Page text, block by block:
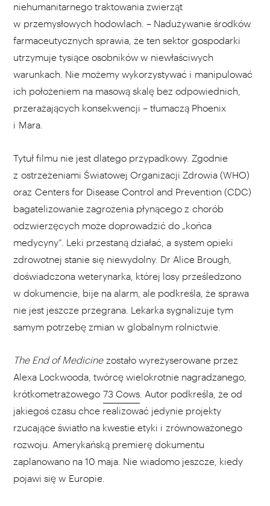
niehumanitarnego traktowania zwierząt
w przemysłowych hodowlach. – Nadużywanie środków
farmaceutycznych sprawia, że ten sektor gospodarki
utrzymuje tysiące osobników w niewłaściwych
warunkach. Nie możemy wykorzystywać i manipulować
ich położeniem na masową skalę bez odpowiednich,
przerażających konsekwencji – tłumaczą Phoenix
i Mara.
Tytuł filmu nie jest dlatego przypadkowy. Zgodnie
z ostrzeżeniami Światowej Organizacji Zdrowia (WHO)
oraz Centers for Disease Control and Prevention (CDC)
bagatelizowanie zagrożenia płynącego z chorób
odzwierzęcych może doprowadzić do „końca
medycyny”. Leki przestaną działać, a system opieki
zdrowotnej stanie się niewydolny. Dr Alice Brough,
doświadczona weterynarka, której losy prześledzono
w dokumencie, bije na alarm, ale podkreśla, że sprawa
nie jest jeszcze przegrana. Lekarka sygnalizuje tym
samym potrzebę zmian w globalnym rolnictwie.
The End of Medicine zostało wyreżyserowane przez
Alexa Lockwooda, twórcę wielokrotnie nagradzanego,
krótkometrażowego 73 Cows . Autor podkreśla, że od
jakiegoś czasu chce realizować jedynie projekty
rzucające światło na kwestie etyki i zrównoważonego
rozwoju. Amerykańską premierę dokumentu
zaplanowano na 10 maja. Nie wiadomo jeszcze, kiedy
pojawi się w Europie.